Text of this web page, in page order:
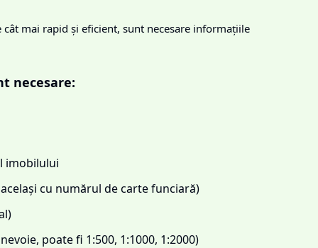
cât mai rapid și eficient, sunt necesare informațiile
necesare:
imobilului
cu numărul de carte funciară)
poate fi 1:500, 1:1000, 1:2000)